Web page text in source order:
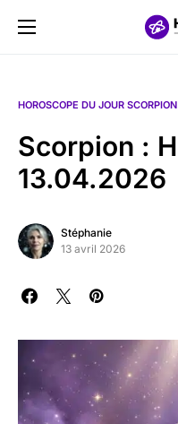
HOROSCOPE DU JOUR SCORPION
Scorpion :
13.04.2026
Stéphanie
13 avril 2026